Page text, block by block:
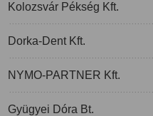
Kolozsvár Pékség Kft.
Dorka-Dent Kft.
NYMO-PARTNER Kft.
Gyügyei Dóra Bt.